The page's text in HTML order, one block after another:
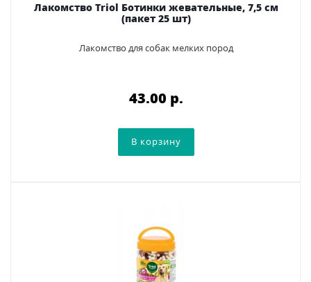
Лакомство Triol Ботинки жевательные, 7,5 см
(пакет 25 шт)
Лакомство для собак мелких пород
43.00 p.